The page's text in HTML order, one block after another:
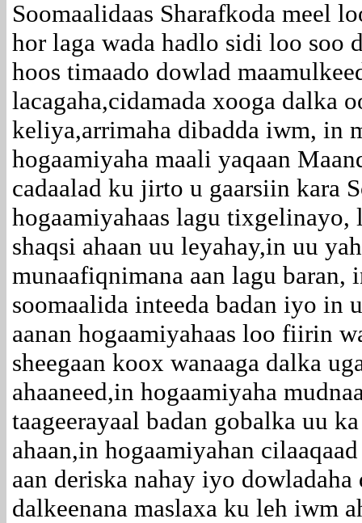
Soomaalidaas Sharafkoda meel
hor laga wada hadlo sidi loo soo
hoos timaado dowlad
lacagaha,cidamada xooga dalka
keliya,arrimaha dibadda iwm, in
hogaamiyaha maali yaqaan
cadaalad ku jirto u gaarsiin kara
hogaamiyahaas lagu tixgelinayo,
shaqsi ahaan uu leyahay,in uu
munaafiqnimana aan lagu baran,
soomaalida inteeda badan iyo in
aanan hogaamiyahaas loo fiirin
sheegaan koox wanaaga dalka
ahaaneed,in hogaamiyaha
taageerayaal badan gobalka uu
ahaan,in hogaamiyahan
aan deriska nahay iyo
dalkeenana maslaxa ku leh iwm